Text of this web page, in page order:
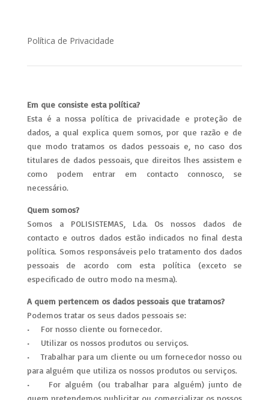
Política de Privacidade
Em que consiste esta política?
Esta é a nossa política de privacidade e proteção de
dados, a qual explica quem somos, por que razão e de
que modo tratamos os dados pessoais e, no caso dos
titulares de dados pessoais, que direitos lhes assistem e
como podem entrar em contacto connosco, se
necessário.
Quem somos?
Somos a POLISISTEMAS, Lda. Os nossos dados de
contacto e outros dados estão indicados no final desta
política. Somos responsáveis pelo tratamento dos dados
pessoais de acordo com esta política (exceto se
especificado de outro modo na mesma).
A quem pertencem os dados pessoais que tratamos?
Podemos tratar os seus dados pessoais se:
• For nosso cliente ou fornecedor.
• Utilizar os nossos produtos ou serviços.
• Trabalhar para um cliente ou um fornecedor nosso ou
para alguém que utiliza os nossos produtos ou serviços.
• For alguém (ou trabalhar para alguém) junto de
quem pretendemos publicitar ou comercializar os nossos